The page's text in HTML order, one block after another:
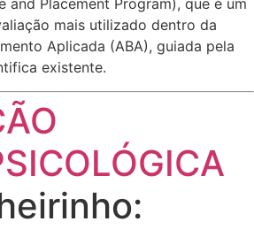
and Placement Program), que é um
mais utilizado dentro da
Aplicada (ABA), guiada pela
existente.